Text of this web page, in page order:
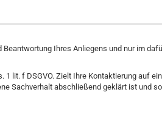
Ihres Anliegens und nur im
lit. f DSGVO. Zielt Ihre Kontaktierung auf
Sachverhalt abschließend geklärt ist und